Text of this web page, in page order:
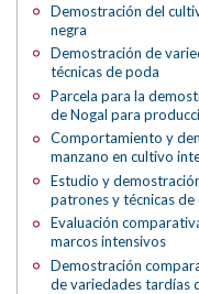
Demostración del
negra
Demostración de
técnicas de poda
Parcela para la
de Nogal para
Comportamiento y
manzano en cultivo
Estudio y
patrones y técnicas de
Evaluación
marcos intensivos
Demostración
de variedades tardías